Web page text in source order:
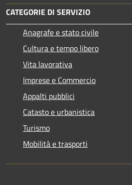
CATEGORIE DI SERVIZIO
Anagrafe e stato civile
Cultura e tempo libero
Vita lavorativa
Imprese e Commercio
Appalti pubblici
Catasto e urbanistica
Turismo
Mobilità e trasporti